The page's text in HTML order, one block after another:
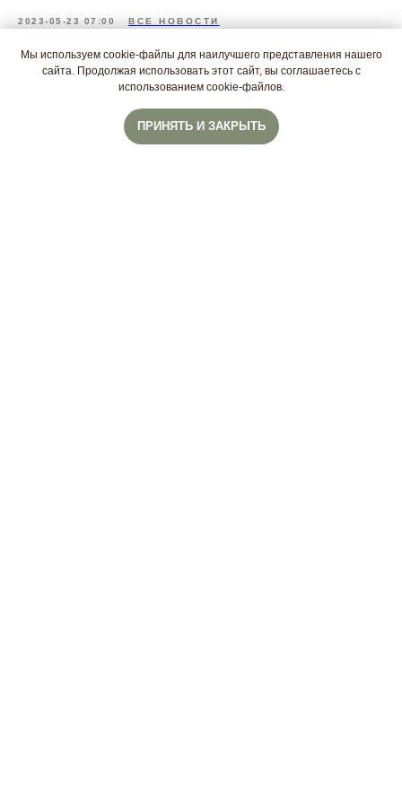
Мы используем cookie-файлы для наилучшего представления нашего
сайта. Продолжая использовать этот сайт, вы соглашаетесь с
использованием cookie-файлов.
ПРИНЯТЬ И ЗАКРЫТЬ
2023-05-23 07:00 ВСЕ НОВОСТИ